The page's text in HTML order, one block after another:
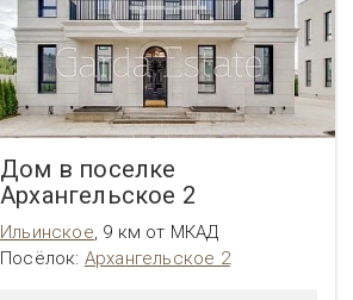
Дом в поселке
Архангельское 2
Ильинское 9 км от МКАД
Посёлок: Архангельское 2